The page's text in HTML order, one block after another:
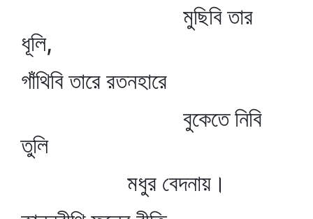
মুছিবি তার
ধূলি,
গাঁথিবি তারে রতনহারে
বুকেতে নিবি
তুলি
মধুর বেদনায়।